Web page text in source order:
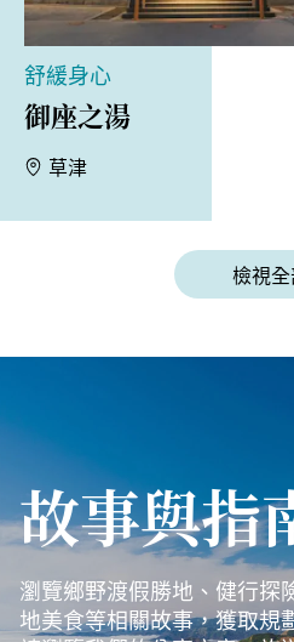
舒緩身心
御座之湯
草津
檢視
故事與指
瀏覽鄉野渡假勝地、健行探
地美食等相關故事，獲取規